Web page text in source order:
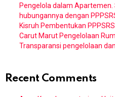
Pengelola dalam
hubungannya dengan
Kisruh Pembentukan
Carut Marut Pengelolaan
Transparansi pengelolaan
Recent Comments